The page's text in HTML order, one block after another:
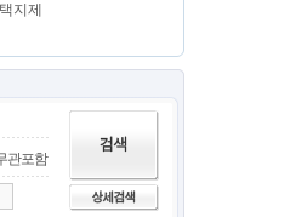
지제
관포함